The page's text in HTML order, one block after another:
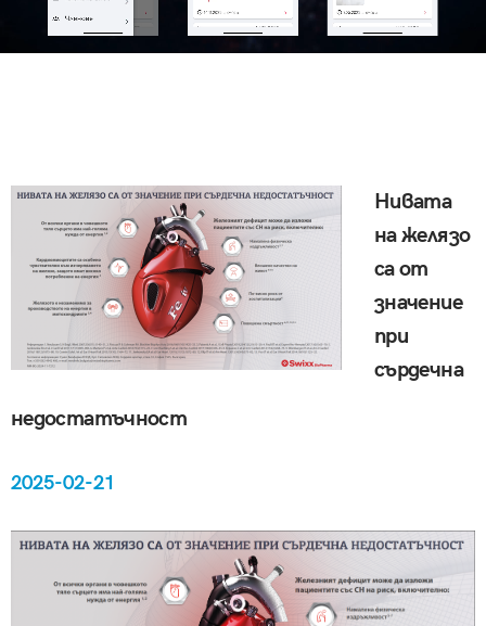
Нивата
на желязо
са от
значение
при
сърдечна
недостатъчност
2025-02-21